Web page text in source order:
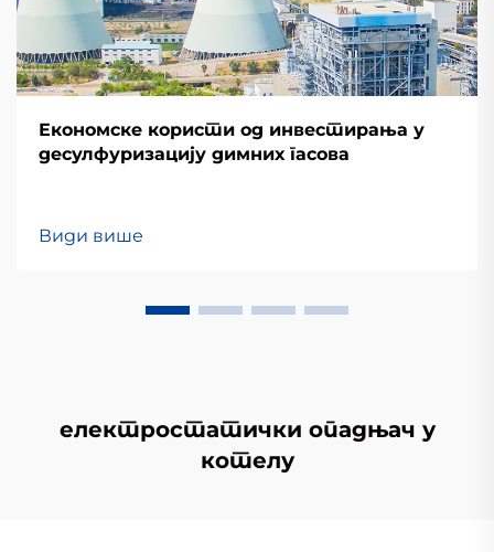
Економске користи од инвестирања у
десулфуризацију димних гасова
Види више
електростатички опадњач у
котелу